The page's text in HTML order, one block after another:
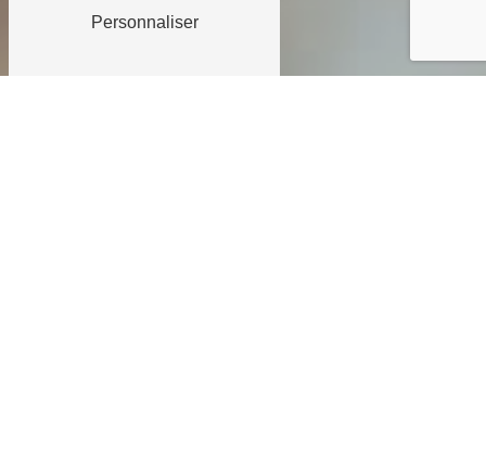
Personnaliser